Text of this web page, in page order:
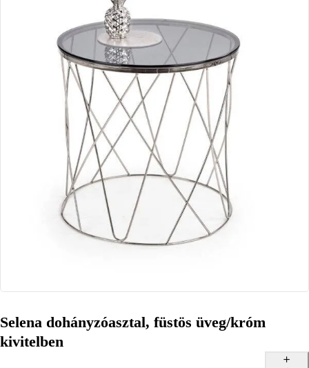
Selena dohányzóasztal, füstös üveg/króm
kivitelben